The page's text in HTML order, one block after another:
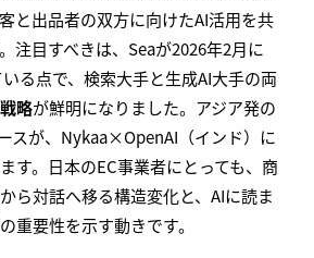
と出品者の双方に向けたAI活用を共
注目すべきは、Seaが2026年2月に
る点で、検索大手と生成AI大手の両
略が鮮明になりました。アジア発の
スが、Nykaa×OpenAI（インド）に
す。日本のEC事業者にとっても、商
ら対話へ移る構造変化と、AIに読ま
重要性を示す動きです。